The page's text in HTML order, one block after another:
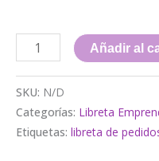
Libreta
Emprendedora
|
Modelo
Inari
Añadir al
SKU: N/D
Categorías: Libreta
Etiquetas: libreta de